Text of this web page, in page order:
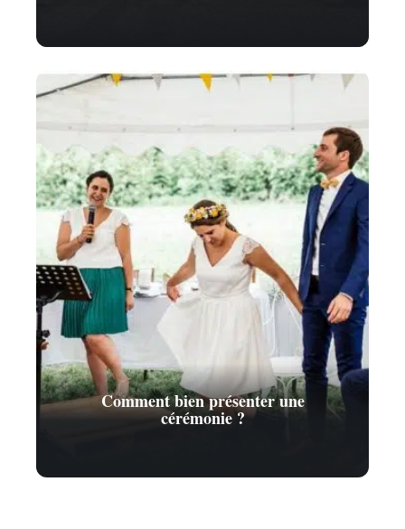
Comment bien présenter une
cérémonie ?